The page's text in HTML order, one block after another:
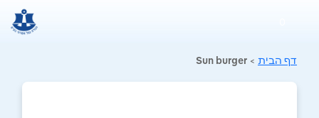
דף הבית >
Sun burger